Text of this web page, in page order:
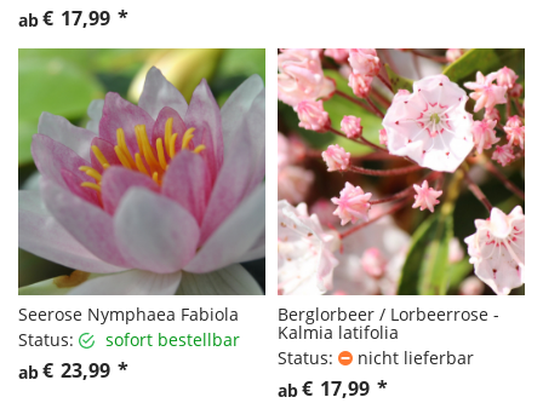
ab€ 17,99 *
Seerose Nymphaea Fabiola
Status:
sofort bestellbar
ab€ 23,99 *
Berglorbeer / Lorbeerrose -
Kalmia latifolia
Status:
nicht lieferbar
ab€ 17,99 *